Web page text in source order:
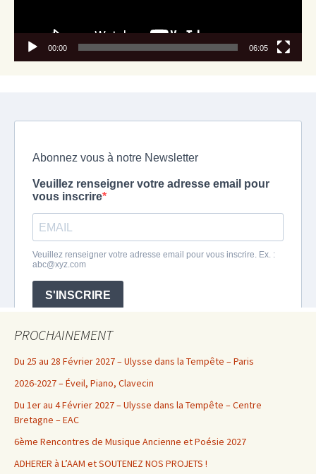
00:00 06:05
PROCHAINEMENT
Du 25 au 28 Février 2027 – Ulysse dans la Tempête – Paris
2026-2027 – Éveil, Piano, Clavecin
Du 1er au 4 Février 2027 – Ulysse dans la Tempête – Centre
Bretagne – EAC
6ème Rencontres de Musique Ancienne et Poésie 2027
ADHERER à L’AAM et SOUTENEZ NOS PROJETS !